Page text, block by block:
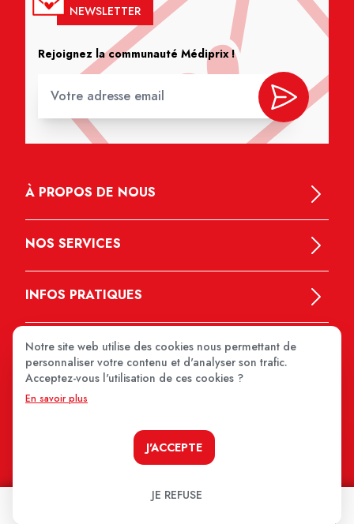
NEWSLETTER
Rejoignez la communauté Médiprix !
À PROPOS DE NOUS
NOS SERVICES
INFOS PRATIQUES
Notre site web utilise des cookies nous permettant de
personnaliser votre contenu et d'analyser son trafic.
Acceptez-vous l'utilisation de ces cookies ?
En savoir plus
J'ACCEPTE
JE REFUSE